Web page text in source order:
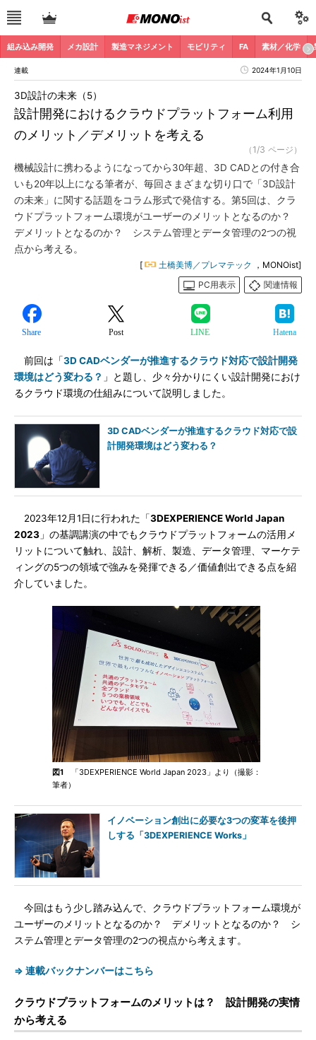
組み込み開発 メカ設計 製造マネジメント モビリティ FA 素材／化学
連載 2024年1月10日
設計開発におけるクラウドプラットフォーム利用
のメリット／デメリットを考える
3D設計の未来（5）
（1/3 ページ）
機械設計に携わるようになってから30年超、3D CADとの付き合
いも20年以上になる筆者が、毎回さまざまな切り口で「3D設計
の未来」に関する話題をコラム形式で発信する。第5回は、クラ
ウドプラットフォーム環境がユーザーのメリットとなるのか？
デメリットとなるのか？ システム管理とデータ管理の2つの視
点から考える。
[ 土橋美博／プレマテック
，MONOist]
PC用表示
関連情報
Share Post LINE Hatena
前回は「3D CADベンダーが推進するクラウド対応で設計開発
環境はどう変わる？ 」と題し、少々分かりにくい設計開発におけ
るクラウド環境の仕組みについて説明しました。
3D CADベンダーが推進するクラウド対応で設
計開発環境はどう変わる？
2023年12月1日に行われた「3DEXPERIENCE World Japan
2023 」の基調講演の中でもクラウドプラットフォームの活用メ
リットについて触れ、設計、解析、製造、データ管理、マーケテ
ィングの5つの領域で強みを発揮できる／価値創出できる点を紹
介していました。
図1 「3DEXPERIENCE World Japan 2023」より（撮影：
筆者）
イノベーション創出に必要な3つの変革を後押
しする「3DEXPERIENCE Works」
今回はもう少し踏み込んで、クラウドプラットフォーム環境が
ユーザーのメリットとなるのか？ デメリットとなるのか？ シ
ステム管理とデータ管理の2つの視点から考えます。
⇒ 連載バックナンバーはこちら
クラウドプラットフォームのメリットは？ 設計開発の実情
から考える